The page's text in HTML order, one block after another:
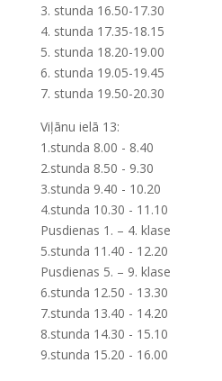
3. stunda 16.50-17.30
4. stunda 17.35-18.15
5. stunda 18.20-19.00
6. stunda 19.05-19.45
7. stunda 19.50-20.30
Viļānu ielā 13:
1.stunda 8.00 - 8.40
2.stunda 8.50 - 9.30
3.stunda 9.40 - 10.20
4.stunda 10.30 - 11.10
Pusdienas 1. – 4. klase
5.stunda 11.40 - 12.20
Pusdienas 5. – 9. klase
6.stunda 12.50 - 13.30
7.stunda 13.40 - 14.20
8.stunda 14.30 - 15.10
9.stunda 15.20 - 16.00